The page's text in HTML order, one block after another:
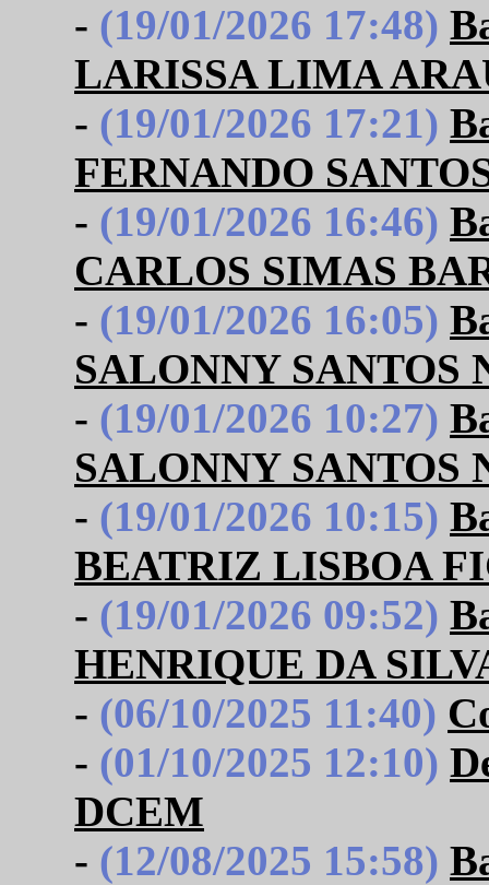
- (19/01/2026 17:48)
LARISSA LIMA
- (19/01/2026 17:21)
FERNANDO
- (19/01/2026 16:46)
CARLOS SIMAS
- (19/01/2026 16:05)
SALONNY SANTOS
- (19/01/2026 10:27)
SALONNY SANTOS
- (19/01/2026 10:15)
BEATRIZ LISBOA
- (19/01/2026 09:52)
HENRIQUE DA
- (06/10/2025 11:40)
- (01/10/2025 12:10)
DCEM
- (12/08/2025 15:58)